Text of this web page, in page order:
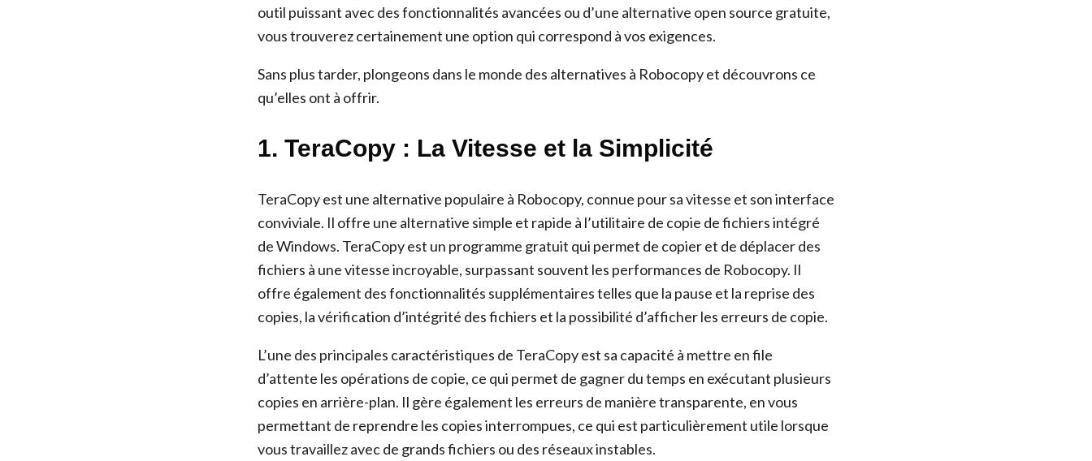
outil puissant avec des fonctionnalités avancées ou d’une alternative open source gratuite,
vous trouverez certainement une option qui correspond à vos exigences.
Sans plus tarder, plongeons dans le monde des alternatives à Robocopy et découvrons ce
qu’elles ont à offrir.
1. TeraCopy : La Vitesse et la Simplicité
TeraCopy est une alternative populaire à Robocopy, connue pour sa vitesse et son interface
conviviale. Il offre une alternative simple et rapide à l’utilitaire de copie de fichiers intégré
de Windows. TeraCopy est un programme gratuit qui permet de copier et de déplacer des
fichiers à une vitesse incroyable, surpassant souvent les performances de Robocopy. Il
offre également des fonctionnalités supplémentaires telles que la pause et la reprise des
copies, la vérification d’intégrité des fichiers et la possibilité d’afficher les erreurs de copie.
L’une des principales caractéristiques de TeraCopy est sa capacité à mettre en file
d’attente les opérations de copie, ce qui permet de gagner du temps en exécutant plusieurs
copies en arrière-plan. Il gère également les erreurs de manière transparente, en vous
permettant de reprendre les copies interrompues, ce qui est particulièrement utile lorsque
vous travaillez avec de grands fichiers ou des réseaux instables.